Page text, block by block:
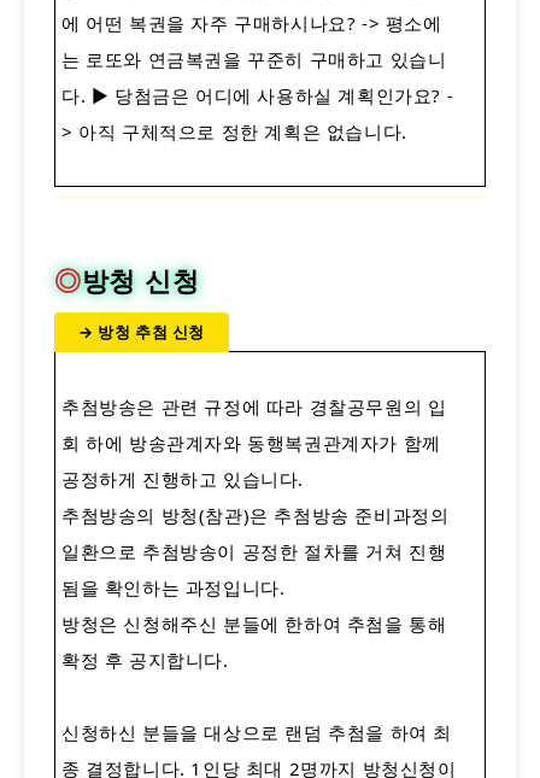
에 어떤 복권을 자주 구매하시나요? -> 평소에
는 로또와 연금복권을 꾸준히 구매하고 있습니
다. ▶ 당첨금은 어디에 사용하실 계획인가요? -
> 아직 구체적으로 정한 계획은 없습니다.
◎방청 신청
→ 방청 추첨 신청
추첨방송은 관련 규정에 따라 경찰공무원의 입
회 하에 방송관계자와 동행복권관계자가 함께
공정하게 진행하고 있습니다.
추첨방송의 방청(참관)은 추첨방송 준비과정의
일환으로 추첨방송이 공정한 절차를 거쳐 진행
됨을 확인하는 과정입니다.
방청은 신청해주신 분들에 한하여 추첨을 통해
확정 후 공지합니다.
신청하신 분들을 대상으로 랜덤 추첨을 하여 최
종 결정합니다. 1인당 최대 2명까지 방청신청이